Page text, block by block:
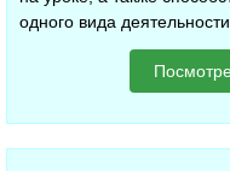
одного вида